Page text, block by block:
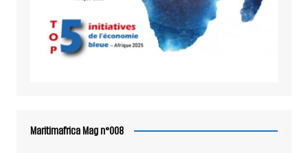
Maritimafrica Mag n°008